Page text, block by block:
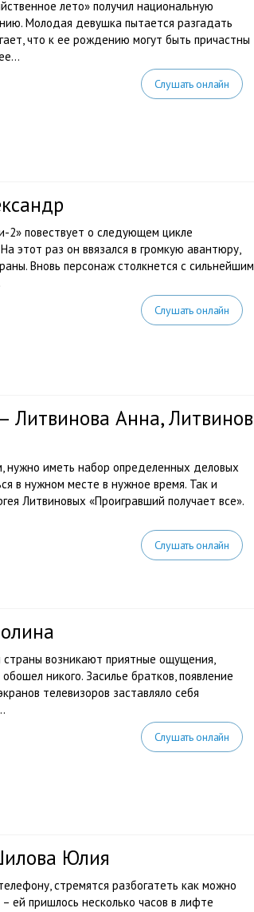
лето» получил национальную
Молодая девушка пытается разгадать
что к ее рождению могут быть причастны
Слушать онлайн
2» повествует о следующем цикле
этот раз он ввязался в громкую авантюру,
Вновь персонаж столкнется с сильнейшим
Слушать онлайн
Литвинова Анна, Литвинов
нужно иметь набор определенных деловых
в нужном месте в нужное время. Так и
Литвиновых «Проигравший получает все».
Слушать онлайн
возникают приятные ощущения,
никого. Засилье братков, появление
телевизоров заставляло себя
Слушать онлайн
Юлия
стремятся разбогатеть как можно
ей пришлось несколько часов в лифте